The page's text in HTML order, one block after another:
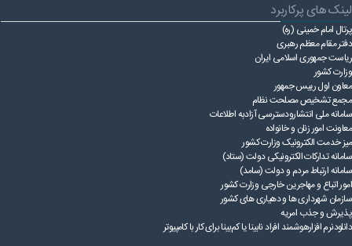
لینک های پرکاربرد
پرتال امام خمینی (ره)
دفتر مقام معظم رهبری
ریاست ‌جمهوری اسلامی ایران
وزارت کشور
معاون اول رییس جمهور
مجمع تشخیص مصلحت نظام
سامانه ملی انتشارودسترسی آزادبه اطلاعات
معاونت امور زنان و خانواده
میز خدمت الکترونیک وزارت کشور
سامانه تدارکات الکترونیکی دولت (ستاد)
سامانه ارتباط مردم و دولت (سامد)
امور اتباع و مهاجرین خارجی وزارت کشور
سازمان شهرداری ها و دهیاری های کشور
پذیرش و جذب امریه
دانلودنرم افزارهوشمند افراد نابینا یا کم‌بینا برای کار با کامپیوتر